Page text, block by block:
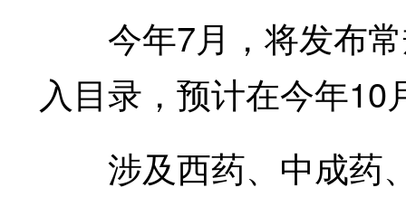
今年7月，将发布常
入目录，预计在今年10
涉及西药、中成药